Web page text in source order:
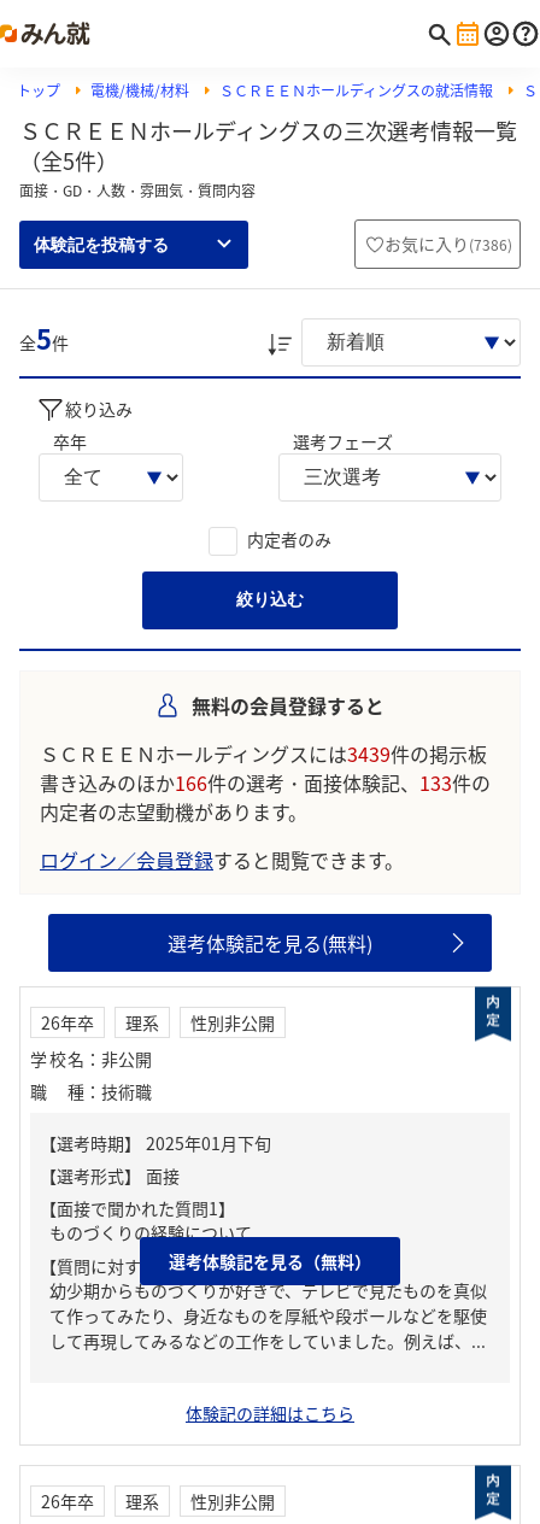
トップ 電機/機械/材料 ＳＣＲＥＥＮホールディングスの就活情報
ＳＣＲＥＥＮホールディングスの三次選考情報一覧
（全5件）
面接・GD・人数・雰囲気・質問内容
体験記を投稿する お気に入り (7386)
全5件
絞り込み
卒年
選考フェーズ
内定者のみ
絞り込む
無料の会員登録すると
ＳＣＲＥＥＮホールディングスには3439件の掲示板
書き込みのほか166件の選考・面接体験記、 133件の
内定者の志望動機があります。
ログイン／会員登録すると閲覧できます。
選考体験記を見る(無料)
26年卒 理系
性別非公開
学校名 ： 非公開
職種 ： 技術職
【面接で聞かれた質問1】
ものづくりの経験について
【質問に対する回答1】
幼少期からものづくりが好きで、テレビで見たものを真似
て作ってみたり、身近なものを厚紙や段ボールなどを駆使
して再現してみるなどの工作をしていました。例えば、...
選考体験記を見る（無料）
体験記の詳細はこちら
26年卒 理系
性別非公開